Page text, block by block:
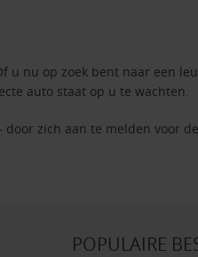
nu op zoek bent naar een
auto staat op u te wachten.
zich aan te melden voor
POPULAIRE